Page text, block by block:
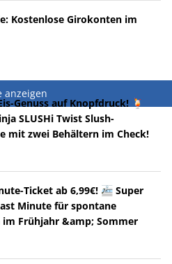
Kostenlose Girokonten im
anzeigen
Genuss auf Knopfdruck! 🍹
SLUSHi Twist Slush-
mit zwei Behältern im Check!
Ticket ab 6,99€! 🚈 Super
Minute für spontane
im Frühjahr &amp; Sommer